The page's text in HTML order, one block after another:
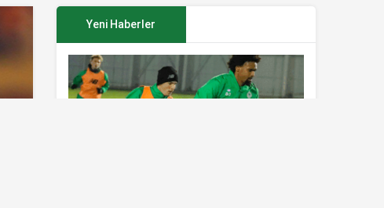
Yeni Haberler